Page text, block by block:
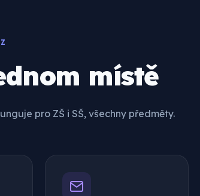
místě
pro ZŠ i SŠ, všechny předměty.